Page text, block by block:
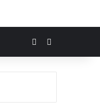
Вход